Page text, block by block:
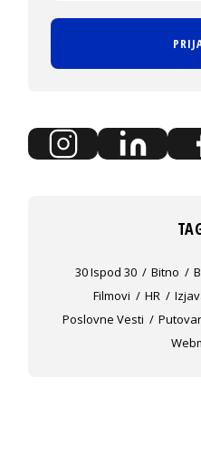
30 Ispod 30 Bitno
Filmovi
HR
Poslovne Vesti